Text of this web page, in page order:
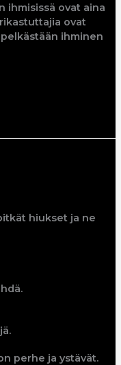
ihmisissä ovat aina
ovat
ihminen
hiukset ja ne
perhe ja ystävät.